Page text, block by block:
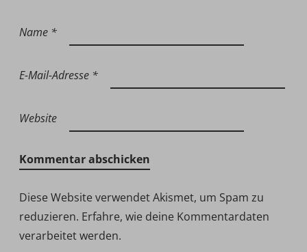
Name *
E-Mail-Adresse *
Website
Diese Website verwendet Akismet, um Spam zu
reduzieren. Erfahre, wie deine Kommentardaten
verarbeitet werden.